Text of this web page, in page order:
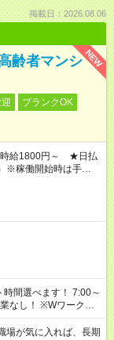
掲載日：2026.08.06
NEW
齢者マンシ
ブランクOK
時給1800円～ ★日払
※稼働開始時は手続き
ワークの
業はご案内できませ
会保険への加入対象
が気に入れば、長期